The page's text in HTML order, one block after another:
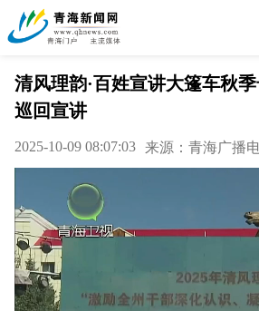
清风理韵·百姓宣讲大篷车秋
巡回宣讲
2025-10-09 08:07:03 来源：青海广播